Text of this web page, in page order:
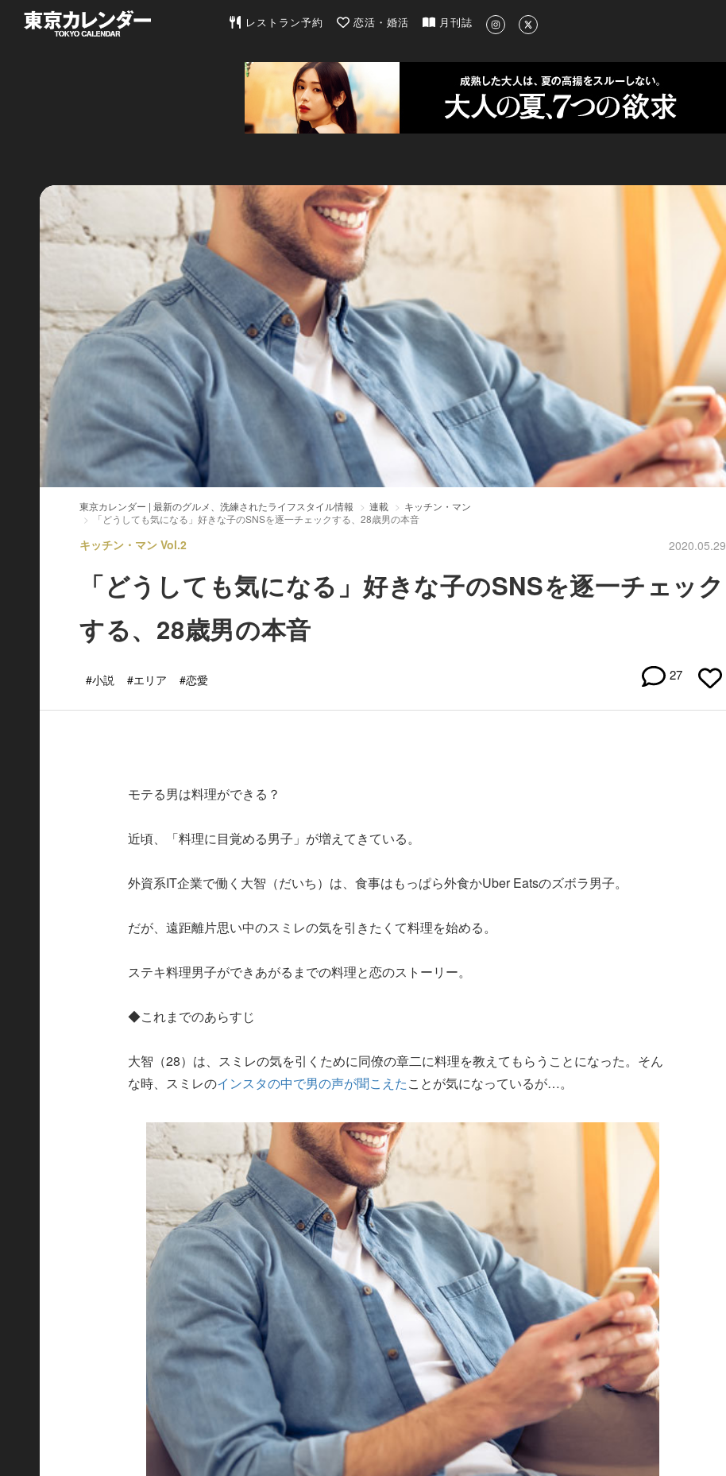
東京カレンダー | 最新のグルメ、洗練されたライフスタイル情報
レストラン予約 恋活・婚活 月刊誌
東京カレンダー | 最新のグルメ、洗練されたライフスタイル情報 連載
キッチン・マン
「どうしても気になる」好きな子のSNSを逐一チェックする、28歳男の本音
キッチン・マン Vol.2 2020.05.29
「どうしても気になる」好きな子のSNSを逐一チェック
する、28歳男の本音
#小説 #エリア #恋愛 27
モテる男は料理ができる？
近頃、「料理に目覚める男子」が増えてきている。
外資系IT企業で働く大智（だいち）は、食事はもっぱら外食かUber Eatsのズボラ男子。
だが、遠距離片思い中のスミレの気を引きたくて料理を始める。
ステキ料理男子ができあがるまでの料理と恋のストーリー。
◆これまでのあらすじ
大智（28）は、スミレの気を引くために同僚の章二に料理を教えてもらうことになった。そん
な時、スミレのインスタの中で男の声が聞こえたことが気になっているが…。